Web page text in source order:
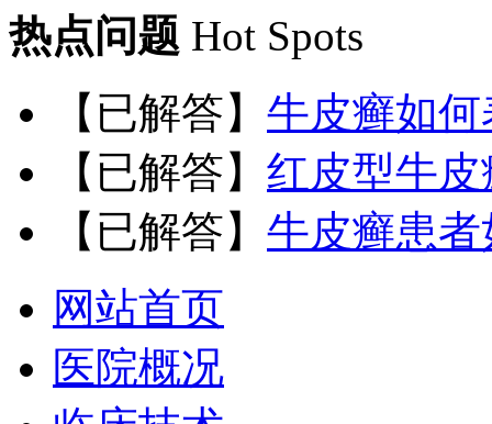
热点问题 Hot Spots
【已解答】 牛皮癣如
【已解答】 红皮型牛
【已解答】 牛皮癣患
网站首页
医院概况